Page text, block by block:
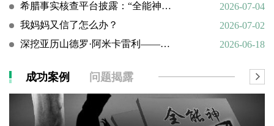
希腊事实核查平台披露：“全能神”邪教借AI技术向欧洲渗透
2026-07-04
我妈妈又信了怎么办？
2026-07-02
深挖亚历山德罗·阿米卡雷利——一个邪教组织的国际帮凶
2026-06-18
成功案例 问题揭露